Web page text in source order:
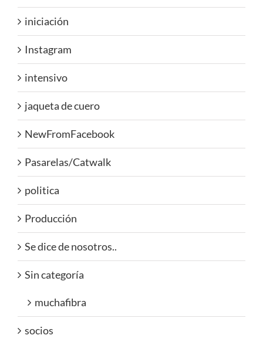
iniciación
Instagram
intensivo
jaqueta de cuero
NewFromFacebook
Pasarelas/Catwalk
politica
Producción
Se dice de nosotros..
Sin categoría
muchafibra
socios